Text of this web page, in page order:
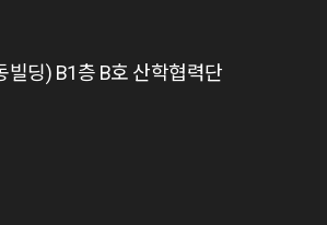
딩) B1층 B호 산학협력단